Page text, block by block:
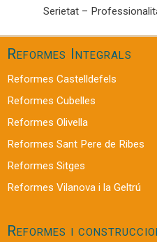
Serietat –
Reformes Integrals
Reformes Castelldefels
Reformes Cubelles
Reformes Olivella
Reformes Sant Pere de Ribes
Reformes Sitges
Reformes Vilanova i la Geltrú
Reformes i